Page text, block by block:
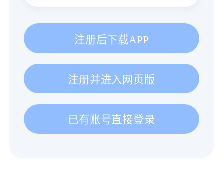
注册后下载APP
注册并进入网页版
已有账号直接登录